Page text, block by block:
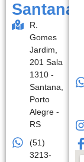
Santana
R.
Gomes
Jardim,
201 Sala
1310 -
Santana,
Porto
Alegre -
RS
(51)
3213-